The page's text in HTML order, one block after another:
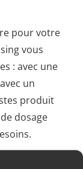
pour votre
vous
: avec une
un
produit
dosage